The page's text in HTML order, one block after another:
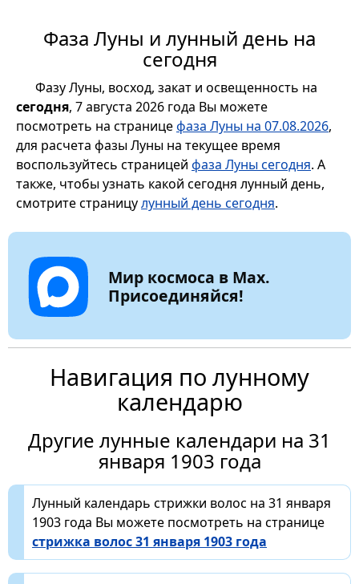
Фаза Луны и лунный день на
сегодня
Фазу Луны, восход, закат и освещенность на
сегодня, 7 августа 2026 года Вы можете
посмотреть на страницефаза Луны на 07.08.2026,
для расчета фазы Луны на текущее время
воспользуйтесь страницей фаза Луны сегодня. А
также, чтобы узнать какой сегодня лунный день,
смотрите страницулунный день сегодня.
Мир космоса в Max.
Присоединяйся!
Навигация по лунному
календарю
Другие лунные календари на 31
января 1903 года
Лунный календарь стрижки волос на 31 января
1903 года Вы можете посмотреть на странице
стрижка волос 31 января 1903 года